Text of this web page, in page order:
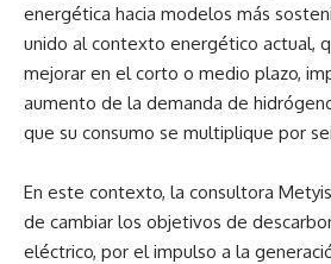
energética hacia modelos más
unido al contexto energético actual,
mejorar en el corto o medio plazo,
aumento de la demanda de
que su consumo se multiplique por
En este contexto, la consultora
de cambiar los objetivos de
eléctrico, por el impulso a la